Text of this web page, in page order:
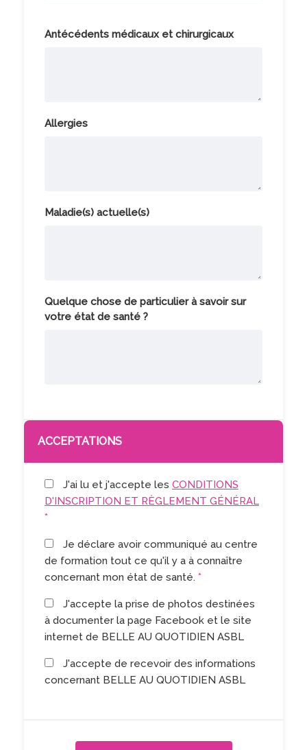
Antécédents médicaux et chirurgicaux
Allergies
Maladie(s) actuelle(s)
Quelque chose de particulier à savoir sur
votre état de santé ?
ACCEPTATIONS
J'ai lu et j'accepte les CONDITIONS
D'INSCRIPTION ET RÈGLEMENT GÉNÉRAL
*
Je déclare avoir communiqué au centre
de formation tout ce qu'il y a à connaître
concernant mon état de santé. *
J'accepte la prise de photos destinées
à documenter la page Facebook et le site
internet de BELLE AU QUOTIDIEN ASBL
J'accepte de recevoir des informations
concernant BELLE AU QUOTIDIEN ASBL